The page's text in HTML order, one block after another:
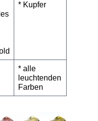
* Kupfer
* alle
leuchtenden
Farben